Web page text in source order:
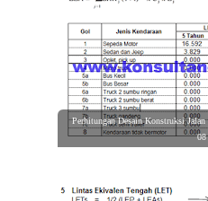
Perhitungan Desain Konstruksi
08